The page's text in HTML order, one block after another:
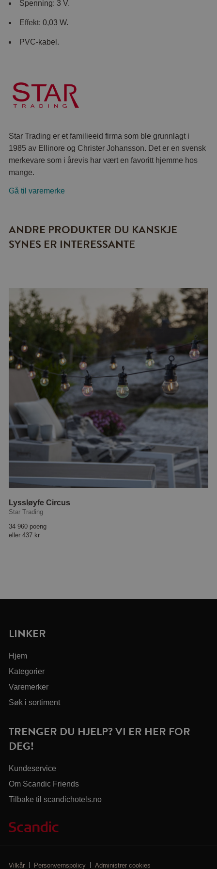
Spenning: 3 V.
Effekt: 0,03 W.
PVC-kabel.
Star Trading er et familieeid firma som ble grunnlagt i
1985 av Ellinore og Christer Johansson. Det er en svensk
merkevare som i årevis har vært en favoritt hjemme hos
mange.
Gå til varemerke
ANDRE PRODUKTER DU KANSKJE
SYNES ER INTERESSANTE
Lyssløyfe Circus
Star Trading
34 960 poeng
eller 437 kr
LINKER
Hjem
Kategorier
Varemerker
Søk i sortiment
TRENGER DU HJELP? VI ER HER FOR
DEG!
Kundeservice
Om Scandic Friends
Tilbake til scandichotels.no
Vilkår Personvernspolicy Administrer cookies